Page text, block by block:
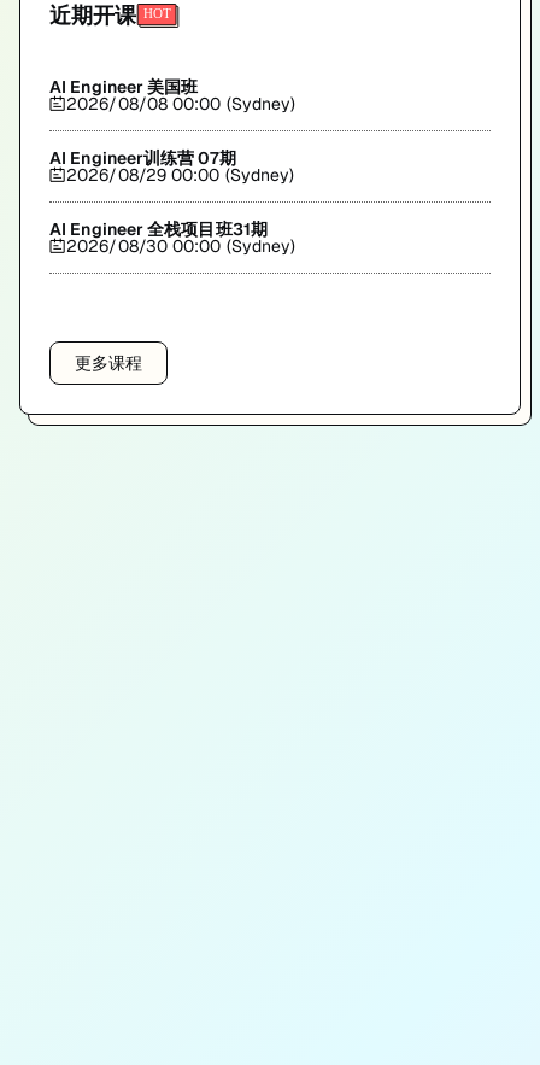
近期开课
AI Engineer 美国班
2026/08/08 00:00 (Sydney)
AI Engineer训练营 07期
2026/08/29 00:00 (Sydney)
AI Engineer 全栈项目班31期
2026/08/30 00:00 (Sydney)
更多课程